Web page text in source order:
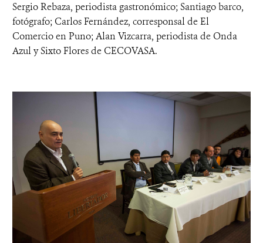
Sergio Rebaza, periodista gastronómico; Santiago barco,
fotógrafo; Carlos Fernández, corresponsal de El
Comercio en Puno; Alan Vizcarra, periodista de Onda
Azul y Sixto Flores de CECOVASA.